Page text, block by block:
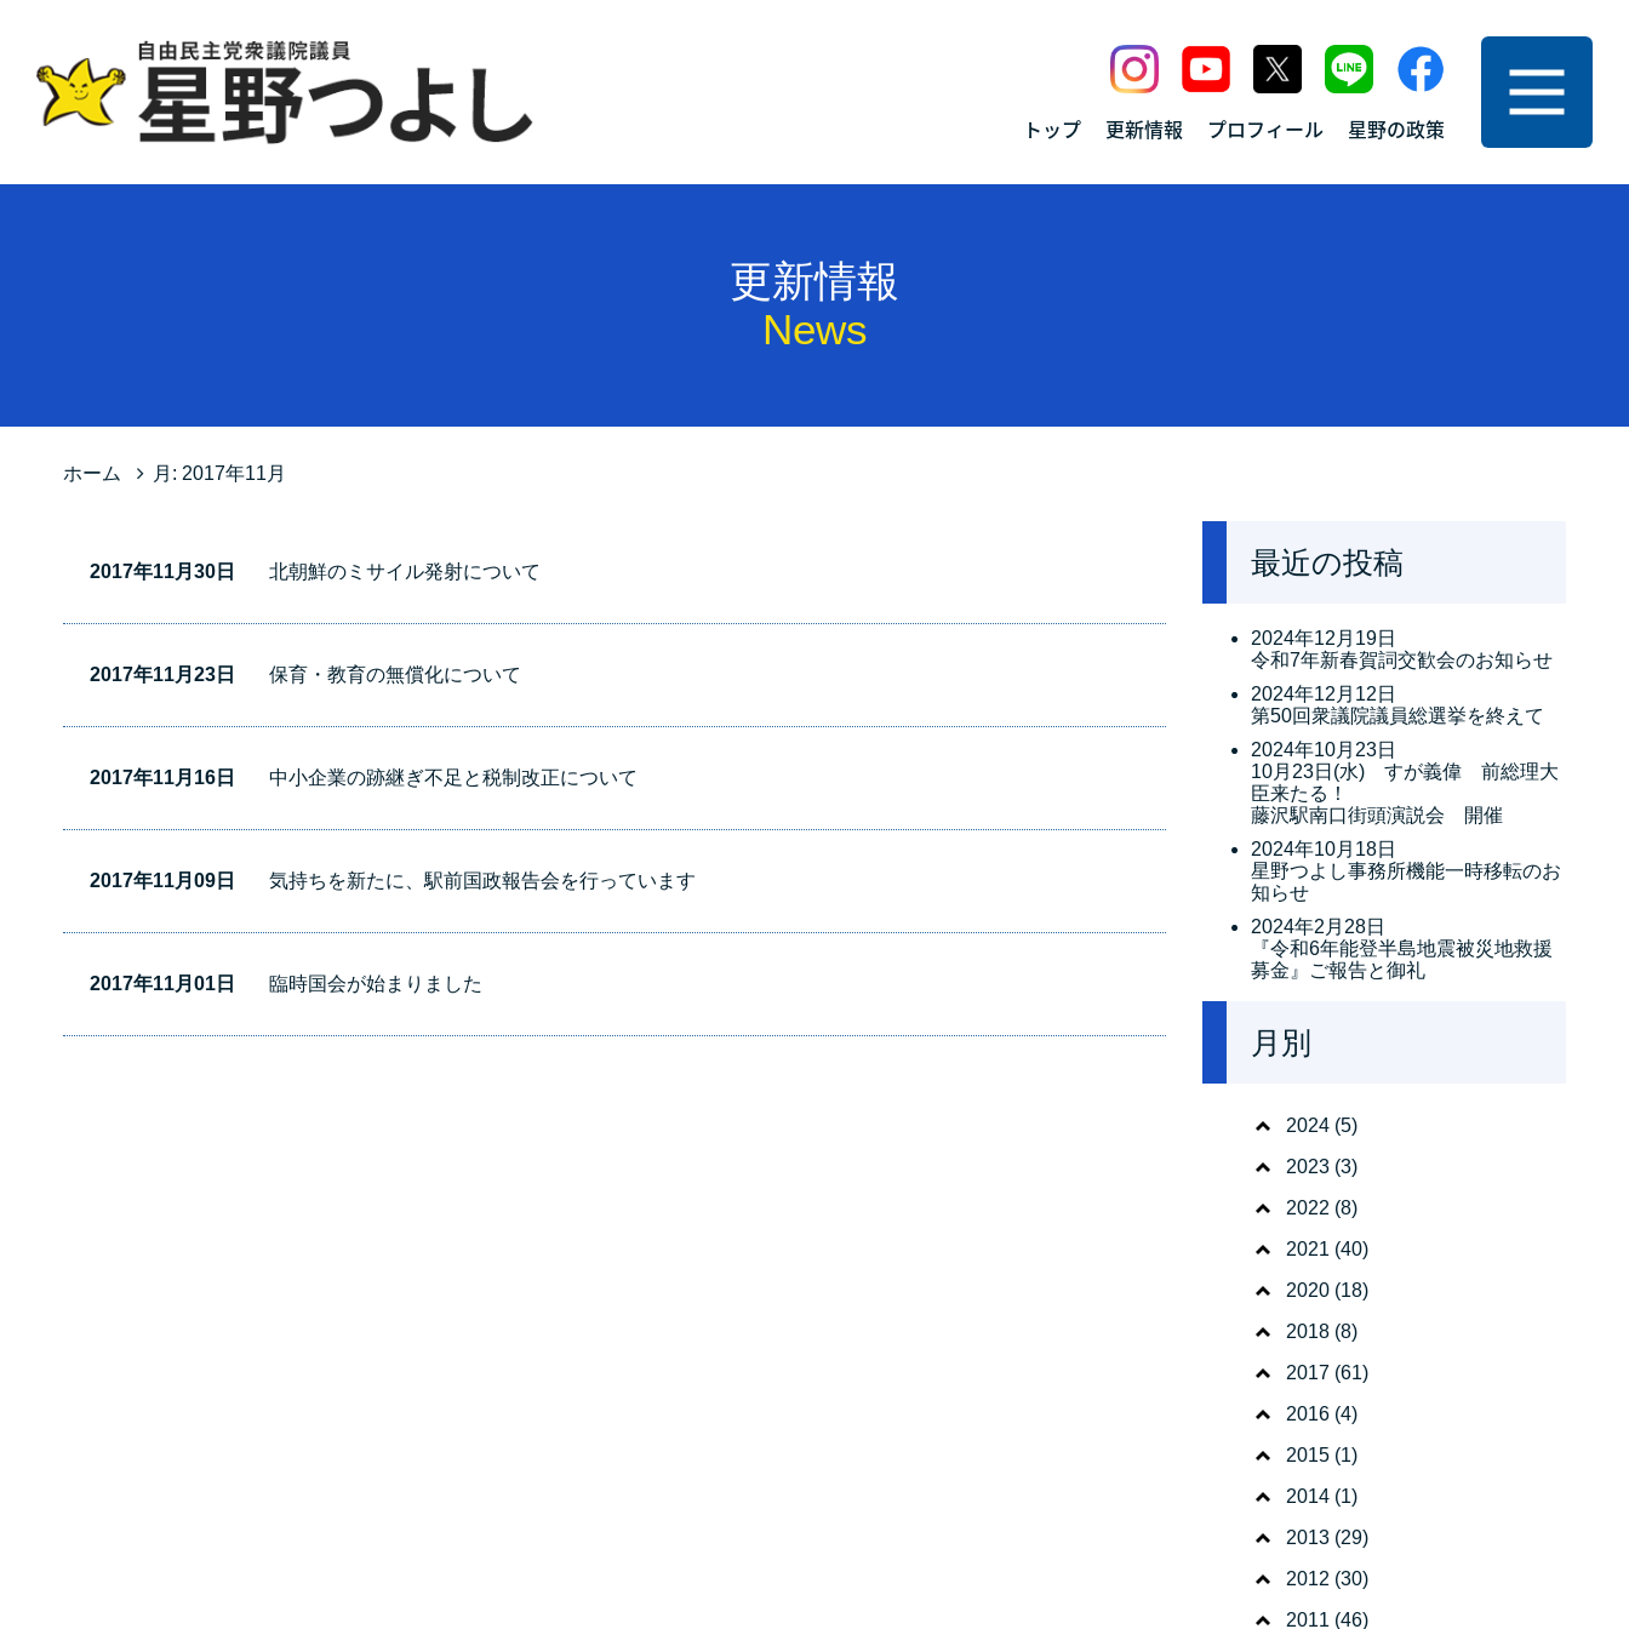
トップ 更新情報 プロフィール 星野の政策
メニュー
更新情報
News
ホーム 月: 2017年11月
2017年11月30日 北朝鮮のミサイル発射について
2017年11月23日 保育・教育の無償化について
2017年11月16日 中小企業の跡継ぎ不足と税制改正について
2017年11月09日 気持ちを新たに、駅前国政報告会を行っています
2017年11月01日 臨時国会が始まりました
最近の投稿
2024年12月19日
令和7年新春賀詞交歓会のお知らせ
2024年12月12日
第50回衆議院議員総選挙を終えて
2024年10月23日
10月23日(水) すが義偉 前総理大
臣来たる！
藤沢駅南口街頭演説会 開催
2024年10月18日
星野つよし事務所機能一時移転のお
知らせ
2024年2月28日
『令和6年能登半島地震被災地救援
募金』ご報告と御礼
月別
2024 (5)
2023 (3)
2022 (8)
2021 (40)
2020 (18)
2018 (8)
2017 (61)
2016 (4)
2015 (1)
2014 (1)
2013 (29)
2012 (30)
2011 (46)